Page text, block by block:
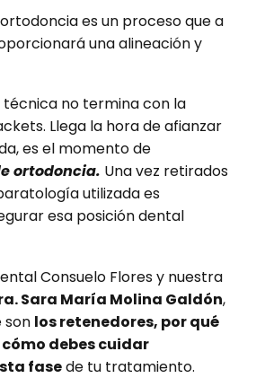
es un proceso que a
una alineación y
técnica no termina con la
Llega la hora de afianzar
es el momento de
ortodoncia. Una vez retirados
utilizada es
esa posición dental
Consuelo Flores y nuestra
Sara María Molina Galdón,
son los retenedores, por qué
debes cuidar
fasede tu tratamiento.